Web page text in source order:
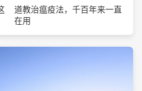
道教治瘟疫法，千百年来一直
在用